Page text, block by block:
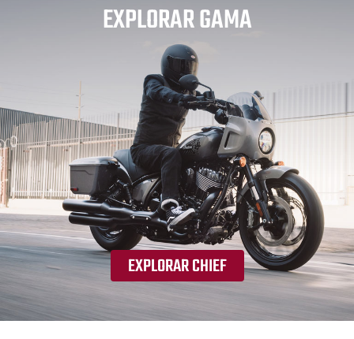
EXPLORAR GAMA
EXPLORAR CHIEF